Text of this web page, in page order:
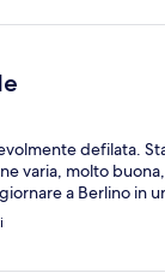
defilata.
varia, molto
a Berlino in